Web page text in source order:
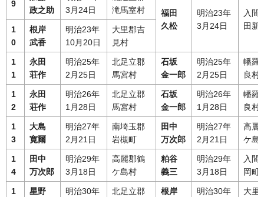
9
政之助
3月24日
滝馬室村
福田
久松
明治23年
3月24日
入間
田新
1
0
根岸
武香
明治23年
10月20日
大里郡吉
見村
1
1
永田
荘作
明治25年
2月25日
北足立郡
馬宮村
石坂
金一郎
明治25年
2月25日
幡羅
良村
1
2
永田
荘作
明治26年
1月28日
北足立郡
馬宮村
石坂
金一郎
明治26年
1月28日
幡羅
良村
1
3
大島
寛爾
明治27年
2月21日
南埼玉郡
岩槻町
田中
万次郎
明治27年
2月21日
高麗
ケ島
1
4
田中
万次郎
明治29年
3月18日
高麗郡鶴
ケ島村
粕谷
義三
明治29年
3月18日
入間
岡町
1
星野
明治30年
北足立郡
根岸
明治30年
大里